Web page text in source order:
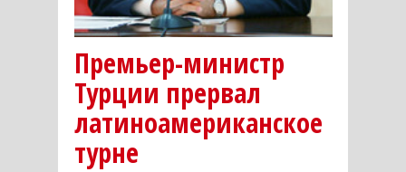
Премьер-министр
Турции прервал
латиноамериканское
турне